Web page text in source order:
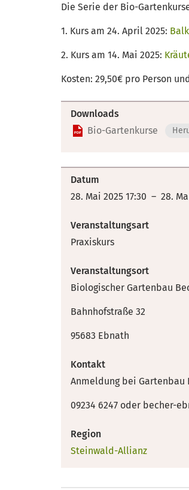
Die Serie der Bio-
1. Kurs am 24. April 2025:
2. Kurs am 14. Mai 2025:
Kosten: 29,50€ pro Person
Downloads
Bio-Gartenkurse
Datum
28. Mai 2025 17:30 – 28.
Veranstaltungsart
Praxiskurs
Veranstaltungsort
Biologischer Gartenbau
Bahnhofstraße 32
95683 Ebnath
Kontakt
Anmeldung bei Gartenbau
09234 6247 oder becher-
Region
Steinwald-Allianz